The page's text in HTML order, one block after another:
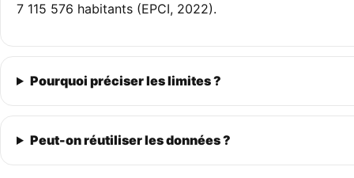
7 115 576 habitants (EPCI, 2022).
Pourquoi préciser les limites ?
Peut-on réutiliser les données ?